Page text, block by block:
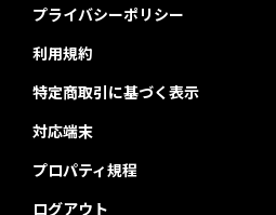
プライバシーポリシー
利用規約
特定商取引に基づく表示
対応端末
プロパティ規程
ログアウト